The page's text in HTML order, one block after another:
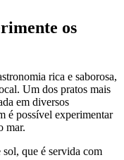
os
rica e saborosa,
Um dos pratos mais
em diversos
é possível experimentar
mar.
sol, que é servida com